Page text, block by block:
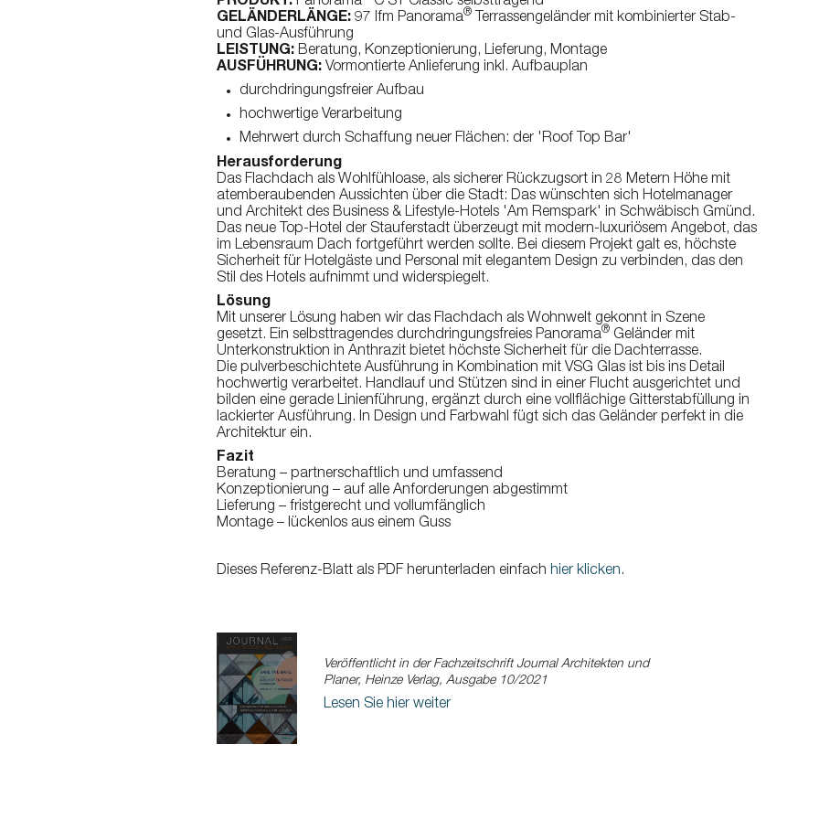
Barrial Lichtkuppelumwehrung
Kettenhalter
Delimit Kettenhalter
GELÄNDERLÄNGE:97 lfm Panorama®Terrassengeländer mit kombinierter Stab-
und Glas-Ausführung
LEISTUNG:Beratung, Konzeptionierung, Lieferung, Montage
AUSFÜHRUNG:Vormontierte Anlieferung inkl. Aufbauplan
durchdringungsfreier Aufbau
hochwertige Verarbeitung
Mehrwert durch Schaffung neuer Flächen: der 'Roof Top Bar'
Herausforderung
Das Flachdach als Wohlfühloase, als sicherer Rückzugsort in 28 Metern Höhe mit
atemberaubenden Aussichten über die Stadt: Das wünschten sich Hotelmanager
und Architekt des Business & Lifestyle-Hotels 'Am Remspark' in Schwäbisch Gmünd.
Das neue Top-Hotel der Stauferstadt überzeugt mit modern-luxuriösem Angebot, das
im Lebensraum Dach fortgeführt werden sollte. Bei diesem Projekt galt es, höchste
Sicherheit für Hotelgäste und Personal mit elegantem Design zu verbinden, das den
Stil des Hotels aufnimmt und widerspiegelt.
Lösung
Mit unserer Lösung haben wir das Flachdach als Wohnwelt gekonnt in Szene
gesetzt. Ein selbsttragendes durchdringungsfreies Panorama®Geländer mit
Unterkonstruktion in Anthrazit bietet höchste Sicherheit für die Dachterrasse.
Die pulverbeschichtete Ausführung in Kombination mit VSG Glas ist bis ins Detail
hochwertig verarbeitet. Handlauf und Stützen sind in einer Flucht ausgerichtet und
bilden eine gerade Linienführung, ergänzt durch eine vollflächige Gitterstabfüllung in
lackierter Ausführung. In Design und Farbwahl fügt sich das Geländer perfekt in die
Architektur ein.
Fazit
Beratung – partnerschaftlich und umfassend
Konzeptionierung – auf alle Anforderungen abgestimmt
Lieferung – fristgerecht und vollumfänglich
Montage – lückenlos aus einem Guss
Dieses Referenz-Blatt als PDF herunterladen einfach hier klicken.
Veröffentlicht in der Fachzeitschrift Journal Architekten und
Planer, Heinze Verlag, Ausgabe 10/2021
Lesen Sie hier weiter